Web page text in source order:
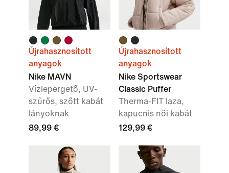
Újrahasznosított
anyagok
Nike MAVN
Vízlepergető, UV-
szűrős, szőtt kabát
lányoknak
89,99 €
Újrahasznosított
anyagok
Nike Sportswear
Classic Puffer
Therma-FIT laza,
kapucnis női kabát
129,99 €